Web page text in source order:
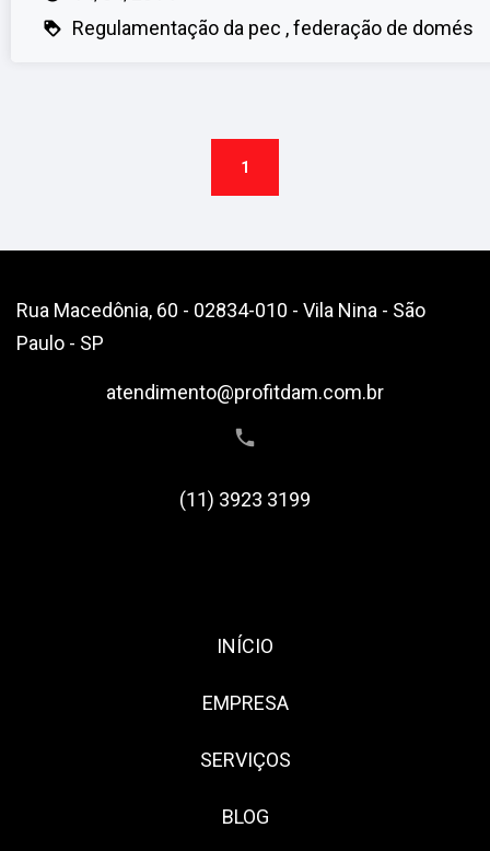
Regulamentação da pec federação de domés
1
Rua Macedônia, 60 - 02834-010 - Vila Nina - São
Paulo - SP
atendimento@profitdam.com.br
(11) 3923 3199
INÍCIO
EMPRESA
SERVIÇOS
BLOG